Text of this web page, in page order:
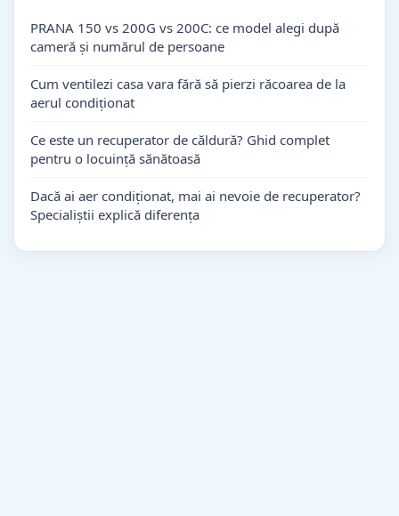
PRANA 150 vs 200G vs 200C: ce model alegi după
cameră și numărul de persoane
Cum ventilezi casa vara fără să pierzi răcoarea de la
aerul condiționat
Ce este un recuperator de căldură? Ghid complet
pentru o locuință sănătoasă
Dacă ai aer condiționat, mai ai nevoie de recuperator?
Specialiștii explică diferența